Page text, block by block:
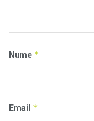
Nume *
Email *